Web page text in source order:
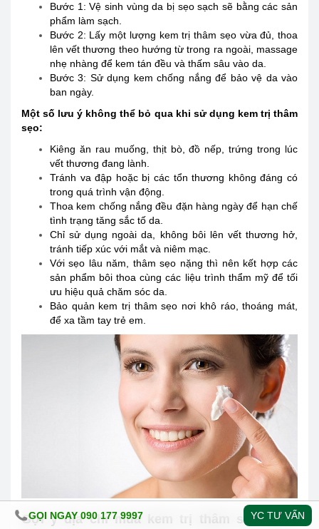
Bước 1: Vệ sinh vùng da bị sẹo sạch sẽ bằng các sản
phẩm làm sạch.
Bước 2: Lấy một lượng kem trị thâm sẹo vừa đủ, thoa
lên vết thương theo hướng từ trong ra ngoài, massage
nhẹ nhàng để kem tán đều và thấm sâu vào da.
Bước 3: Sử dụng kem chống nắng để bảo vệ da vào
ban ngày.
Một số lưu ý không thể bỏ qua khi sử dụng kem trị thâm
sẹo:
Kiêng ăn rau muống, thịt bò, đồ nếp, trứng trong lúc
vết thương đang lành.
Tránh va đập hoặc bị các tổn thương không đáng có
trong quá trình vận động.
Thoa kem chống nắng đều đặn hàng ngày để hạn chế
tình trạng tăng sắc tố da.
Chỉ sử dụng ngoài da, không bôi lên vết thương hở,
tránh tiếp xúc với mắt và niêm mạc.
Với sẹo lâu năm, thâm sẹo nặng thì nên kết hợp các
sản phẩm bôi thoa cùng các liệu trình thẩm mỹ để tối
ưu hiệu quả chăm sóc da.
Bảo quản kem trị thâm sẹo nơi khô ráo, thoáng mát,
để xa tầm tay trẻ em.
Gợi ý địa chỉ mua kem trị thâm sẹo 100%
GỌI NGAY 090 177 9997 YC TƯ VẤN